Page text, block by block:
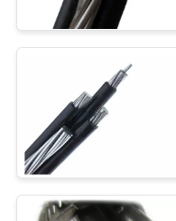
CONTRÔLE
QUALITÉ
CONTACTEZ-
NOUS
Cables
coaxiaux